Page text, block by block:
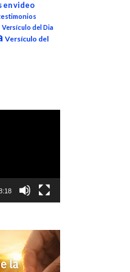
en video
Versículo del Dia
Versículo del